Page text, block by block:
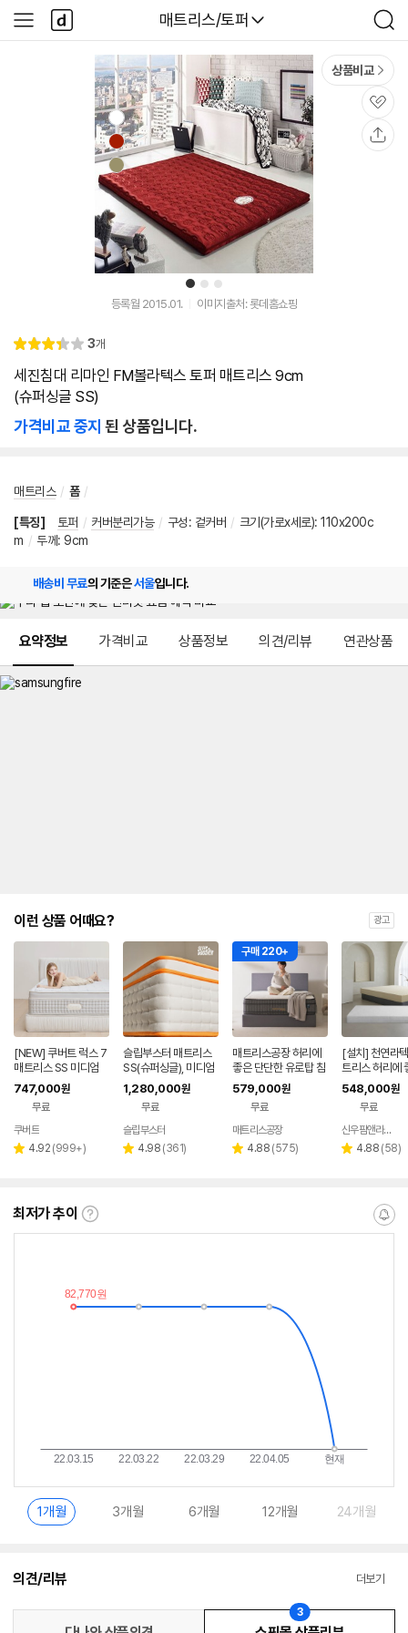
다나와
매트리스/토퍼
검
색
사
이
다
나
와
1 2 3
상품비교
관
심
등록월 2015.01. 이미지출처: 롯데홈쇼핑
별
점
3.
리
3개
세진침대 리마인 FM볼라텍스 토퍼 매트리스 9cm
(슈퍼싱글 SS)
가격비교 중지 된 상품입니다.
매트리스 / 폼 /
[특징] 토퍼 / 커버분리가능 / 구성: 겉커버 / 크기(가로x세로): 110x200c
m / 두께: 9cm
배송비 무료의 기준은서울입니다.
요약정보 가격비교 상품정보 의견/리뷰 연관상품
이런 상품 어때요? 광고
[NEW] 쿠버트 럭스 7
매트리스 SS 미디엄
하드
747,000원
무료
쿠버트
별 4.92 리
(999+)
슬립부스터 매트리스
SS(슈퍼싱글), 미디엄
하드
1,280,000원
무료
슬립부스터
별 4.98 리
(361)
구매 220+
매트리스공장 허리에
좋은 단단한 유로탑 침
대매트리스 SS(슈퍼싱
글)1100, 하드+미디엄
소프트,35cm
579,000원
무료
매트리스공장
별 4.88 리
(575)
[설치] 천연라
트리스 허리에
탄한 침대 수면
트릭스 15cm
548,000원
무료
신우팜앤라텍스
별 4.88 리
(58)
최저가 추이
최
이
란?
알
1개월 3개월 6개월 12개월 24개월
의견/리뷰 더보기
3